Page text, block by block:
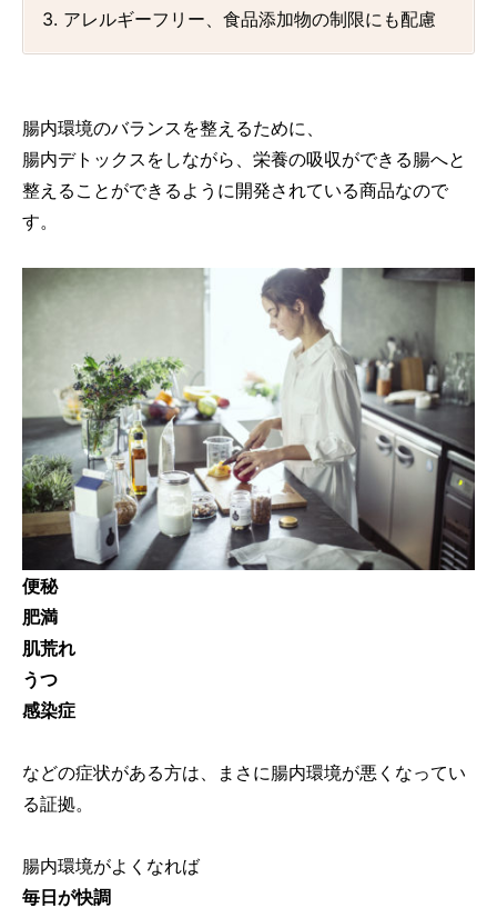
3. アレルギーフリー、食品添加物の制限にも配慮
腸内環境のバランスを整えるために、
腸内デトックスをしながら、栄養の吸収ができる腸へと
整えることができるように開発されている商品なので
す。
便秘
肥満
肌荒れ
うつ
感染症
などの症状がある方は、まさに腸内環境が悪くなってい
る証拠。
腸内環境がよくなれば
毎日が快調